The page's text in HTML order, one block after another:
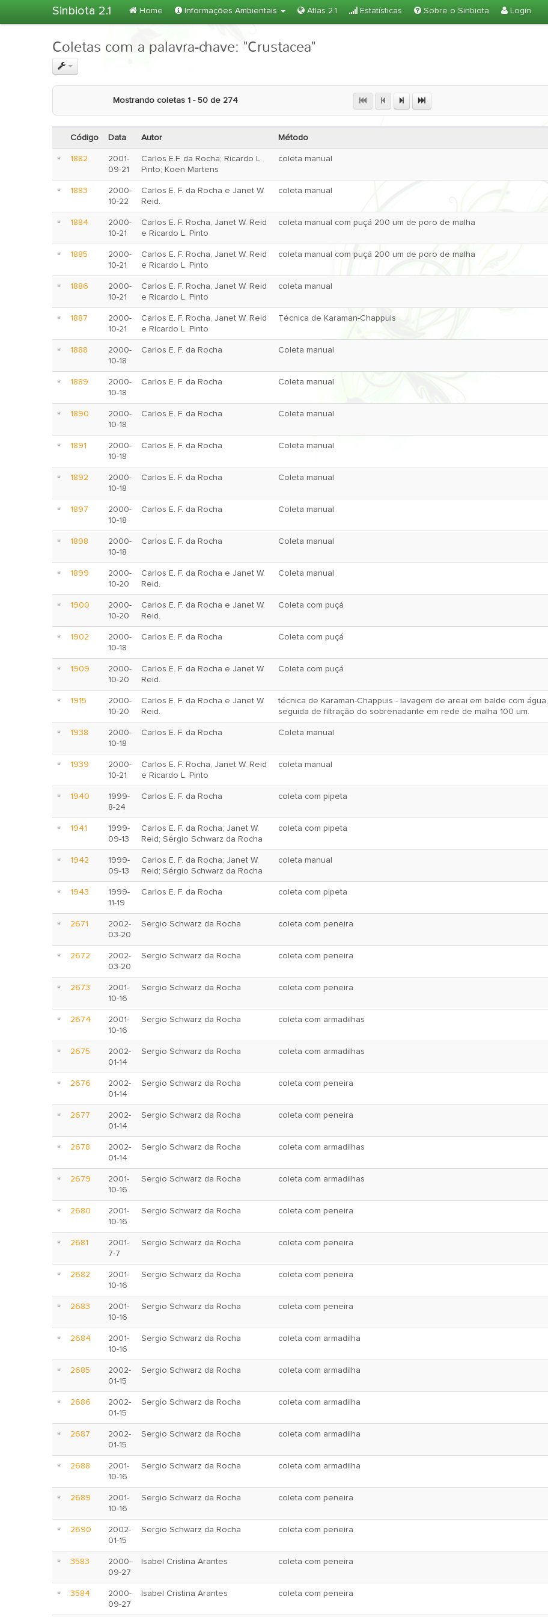
Sinbiota 2.1 Home Informações Ambientais Atlas 2.1 Estatísticas Sobre o Sinbiota Login
Coletas com a palavra-chave: "Crustacea"
Mostrando coletas 1 - 50 de 274
Código Data Autor Método
1882
2001-
09-21
Carlos E.F. da Rocha; Ricardo L.
Pinto; Koen Martens
coleta manual
1883
2000-
10-22
Carlos E. F. da Rocha e Janet W.
Reid.
coleta manual
1884
2000-
10-21
Carlos E. F. Rocha, Janet W. Reid
e Ricardo L. Pinto
coleta manual com puçá 200 um de poro de malha
1885
2000-
10-21
Carlos E. F. Rocha, Janet W. Reid
e Ricardo L. Pinto
coleta manual com puçá 200 um de poro de malha
1886
2000-
10-21
Carlos E. F. Rocha, Janet W. Reid
e Ricardo L. Pinto
coleta manual
1887
2000-
10-21
Carlos E. F. Rocha, Janet W. Reid
e Ricardo L. Pinto
Técnica de Karaman-Chappuis
1888
2000-
10-18
Carlos E. F. da Rocha Coleta manual
1889
2000-
10-18
Carlos E. F. da Rocha Coleta manual
1890
2000-
10-18
Carlos E. F. da Rocha Coleta manual
1891
2000-
10-18
Carlos E. F. da Rocha Coleta manual
1892
2000-
10-18
Carlos E. F. da Rocha Coleta manual
1897
2000-
10-18
Carlos E. F. da Rocha Coleta manual
1898
2000-
10-18
Carlos E. F. da Rocha Coleta manual
1899
2000-
10-20
Carlos E. F. da Rocha e Janet W.
Reid.
Coleta manual
1900
2000-
10-20
Carlos E. F. da Rocha e Janet W.
Reid.
Coleta com puçá
1902
2000-
10-18
Carlos E. F. da Rocha Coleta com puçá
1909
2000-
10-20
Carlos E. F. da Rocha e Janet W.
Reid.
Coleta com puçá
1915
2000-
10-20
Carlos E. F. da Rocha e Janet W.
Reid.
técnica de Karaman-Chappuis - lavagem de areai em balde com água,
seguida de filtração do sobrenadante em rede de malha 100 um.
1938
2000-
10-18
Carlos E. F. da Rocha Coleta manual
1939
2000-
10-21
Carlos E. F. Rocha, Janet W. Reid
e Ricardo L. Pinto
coleta manual
1940
1999-
8-24
Carlos E. F. da Rocha coleta com pipeta
1941
1999-
09-13
Carlos E. F. da Rocha; Janet W.
Reid; Sérgio Schwarz da Rocha
coleta com pipeta
1942
1999-
09-13
Carlos E. F. da Rocha; Janet W.
Reid; Sérgio Schwarz da Rocha
coleta manual
1943
1999-
11-19
Carlos E. F. da Rocha coleta com pipeta
2671
2002-
03-20
Sergio Schwarz da Rocha coleta com peneira
2672
2002-
03-20
Sergio Schwarz da Rocha coleta com peneira
2673
2001-
10-16
Sergio Schwarz da Rocha coleta com peneira
2674
2001-
10-16
Sergio Schwarz da Rocha coleta com armadilhas
2675
2002-
01-14
Sergio Schwarz da Rocha coleta com armadilhas
2676
2002-
01-14
Sergio Schwarz da Rocha coleta com peneira
2677
2002-
01-14
Sergio Schwarz da Rocha coleta com peneira
2678
2002-
01-14
Sergio Schwarz da Rocha coleta com armadilhas
2679
2001-
10-16
Sergio Schwarz da Rocha coleta com armadilhas
2680
2001-
10-16
Sergio Schwarz da Rocha coleta com peneira
2681
2001-
7-7
Sergio Schwarz da Rocha coleta com peneira
2682
2001-
10-16
Sergio Schwarz da Rocha coleta com peneira
2683
2001-
10-16
Sergio Schwarz da Rocha coleta com peneira
2684
2001-
10-16
Sergio Schwarz da Rocha coleta com armadilha
2685
2002-
01-15
Sergio Schwarz da Rocha coleta com armadilha
2686
2002-
01-15
Sergio Schwarz da Rocha coleta com armadilha
2687
2002-
01-15
Sergio Schwarz da Rocha coleta com armadilha
2688
2001-
10-16
Sergio Schwarz da Rocha coleta com armadilha
2689
2001-
10-16
Sergio Schwarz da Rocha coleta com peneira
2690
2002-
01-15
Sergio Schwarz da Rocha coleta com peneira
3583
2000-
09-27
Isabel Cristina Arantes coleta com peneira
3584
2000-
09-27
Isabel Cristina Arantes coleta com peneira